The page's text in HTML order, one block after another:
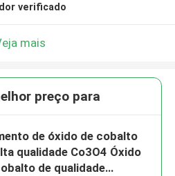
verificado
mais
preço para
de óxido de cobalto
qualidade Co3O4 Óxido
de qualidade